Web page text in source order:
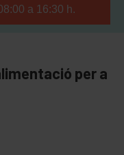
a 16:30 h.
per a